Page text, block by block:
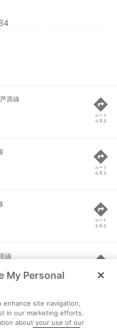
原線
ルート
を見る
ルート
を見る
ルート
を見る
線
ルート
を見る
道三国芦原線
My Personal
site navigation,
in our marketing efforts.
about your use of our